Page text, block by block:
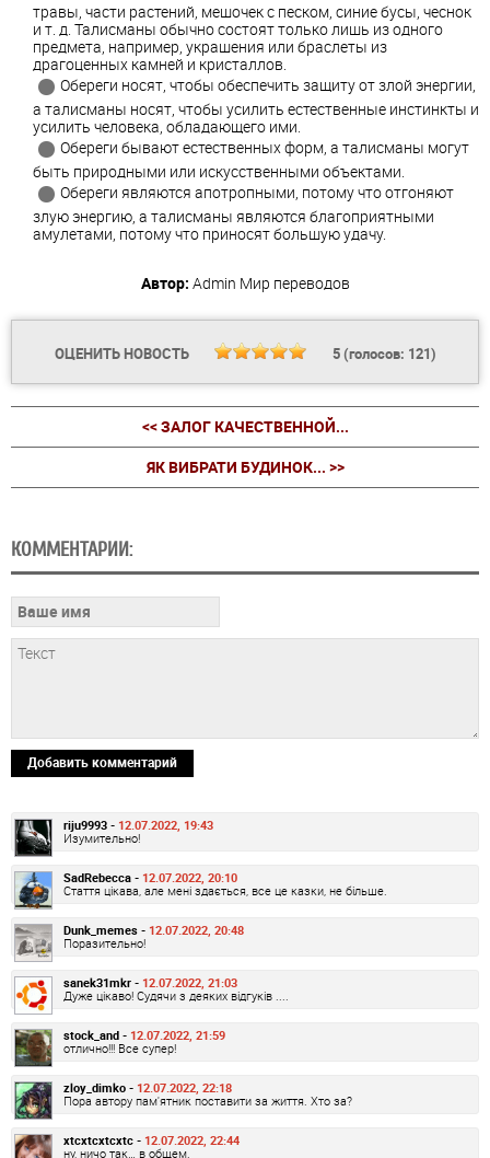
травы, части растений, мешочек с песком, синие бусы, чеснок
и т. д. Талисманы обычно состоят только лишь из одного
предмета, например, украшения или браслеты из
драгоценных камней и кристаллов.
Обереги носят, чтобы обеспечить защиту от злой энергии,
а талисманы носят, чтобы усилить естественные инстинкты и
усилить человека, обладающего ими.
Обереги бывают естественных форм, а талисманы могут
быть природными или искусственными объектами.
Обереги являются апотропными, потому что отгоняют
злую энергию, а талисманы являются благоприятными
амулетами, потому что приносят большую удачу.
Автор: Admin Мир переводов
ОЦЕНИТЬ НОВОСТЬ 5(голосов: 121)
<< ЗАЛОГ КАЧЕСТВЕННОЙ...
ЯК ВИБРАТИ БУДИНОК... >>
КОММЕНТАРИИ:
Добавить комментарий
riju9993 - 12.07.2022, 19:43
Изумительно!
SadRebecca - 12.07.2022, 20:10
Стаття цікава, але мені здається, все це казки, не більше.
Dunk_memes - 12.07.2022, 20:48
Поразительно!
sanek31mkr - 12.07.2022, 21:03
Дуже цікаво! Судячи з деяких відгуків ....
stock_and - 12.07.2022, 21:59
отлично!!! Все супер!
zloy_dimko - 12.07.2022, 22:18
Пора автору пам'ятник поставити за життя. Хто за?
xtcxtcxtcxtc - 12.07.2022, 22:44
ну, ничо так… в общем.